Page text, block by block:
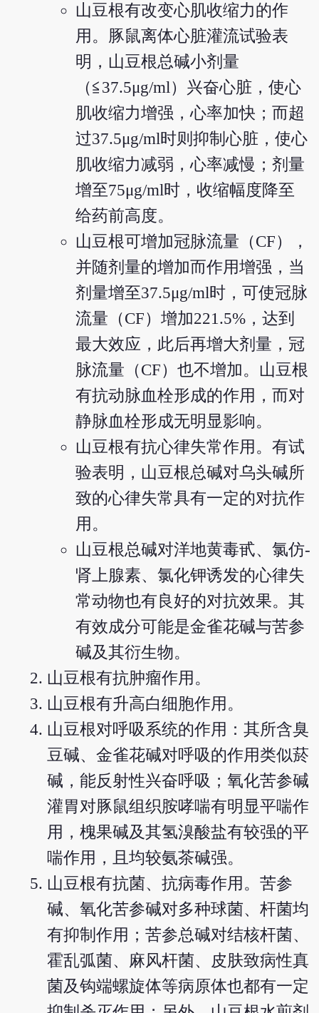
山豆根有改变心肌收缩力的作
用。豚鼠离体心脏灌流试验表
明，山豆根总碱小剂量
（≦37.5μg/ml）兴奋心脏，使心
肌收缩力增强，心率加快；而超
过37.5μg/ml时则抑制心脏，使心
肌收缩力减弱，心率减慢；剂量
增至75μg/ml时，收缩幅度降至
给药前高度。
山豆根可增加冠脉流量（CF），
并随剂量的增加而作用增强，当
剂量增至37.5μg/ml时，可使冠脉
流量（CF）增加221.5%，达到
最大效应，此后再增大剂量，冠
脉流量（CF）也不增加。山豆根
有抗动脉血栓形成的作用，而对
静脉血栓形成无明显影响。
山豆根有抗心律失常作用。有试
验表明，山豆根总碱对乌头碱所
致的心律失常具有一定的对抗作
用。
山豆根总碱对洋地黄毒甙、氯仿-
肾上腺素、氯化钾诱发的心律失
常动物也有良好的对抗效果。其
有效成分可能是金雀花碱与苦参
碱及其衍生物。
山豆根有抗肿瘤作用。
山豆根有升高白细胞作用。
山豆根对呼吸系统的作用：其所含臭
豆碱、金雀花碱对呼吸的作用类似菸
碱，能反射性兴奋呼吸；氧化苦参碱
灌胃对豚鼠组织胺哮喘有明显平喘作
用，槐果碱及其氢溴酸盐有较强的平
喘作用，且均较氨茶碱强。
山豆根有抗菌、抗病毒作用。苦参
碱、氧化苦参碱对多种球菌、杆菌均
有抑制作用；苦参总碱对结核杆菌、
霍乱弧菌、麻风杆菌、皮肤致病性真
菌及钩端螺旋体等病原体也都有一定